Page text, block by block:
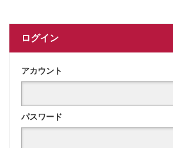
ログイン
アカウント
パスワード